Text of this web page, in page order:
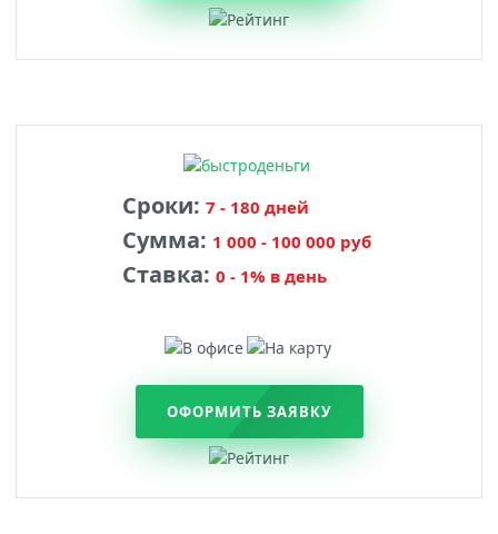
Сроки: 7 - 180 дней
Сумма: 1 000 - 100 000 руб
Ставка: 0 - 1% в день
ОФОРМИТЬ ЗАЯВКУ